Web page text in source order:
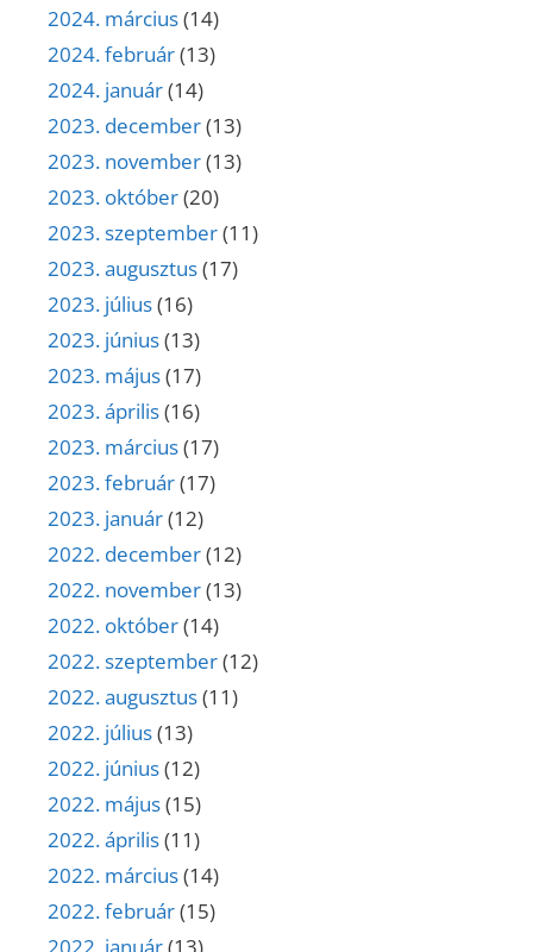
2024. március(14)
2024. február(13)
2024. január(14)
2023. december(13)
2023. november(13)
2023. október(20)
2023. szeptember(11)
2023. augusztus(17)
2023. július(16)
2023. június(13)
2023. május(17)
2023. április(16)
2023. március(17)
2023. február(17)
2023. január(12)
2022. december(12)
2022. november(13)
2022. október(14)
2022. szeptember(12)
2022. augusztus(11)
2022. július(13)
2022. június(12)
2022. május(15)
2022. április(11)
2022. március(14)
2022. február(15)
2022. január(13)